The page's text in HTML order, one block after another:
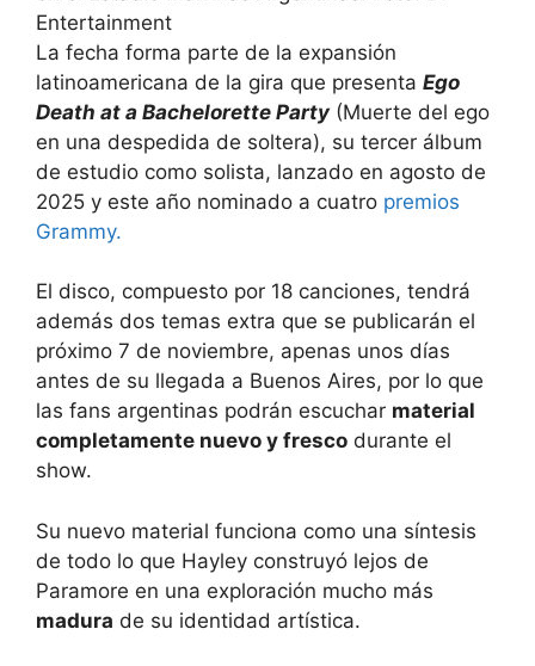
La fecha forma parte de la expansión
latinoamericana de la gira que presenta Ego
Death at a Bachelorette Party(Muerte del ego
en una despedida de soltera), su tercer álbum
de estudio como solista, lanzado en agosto de
2025 y este año nominado a cuatro premios
Grammy.
El disco, compuesto por 18 canciones, tendrá
además dos temas extra que se publicarán el
próximo 7 de noviembre, apenas unos días
antes de su llegada a Buenos Aires, por lo que
las fans argentinas podrán escuchar material
completamente nuevo y fresco durante el
show.
Su nuevo material funciona como una síntesis
de todo lo que Hayley construyó lejos de
Paramore en una exploración mucho más
madura de su identidad artística.